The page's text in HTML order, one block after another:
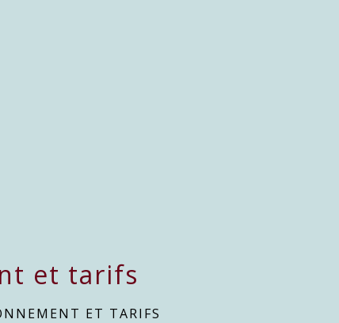
et tarifs
ET TARIFS